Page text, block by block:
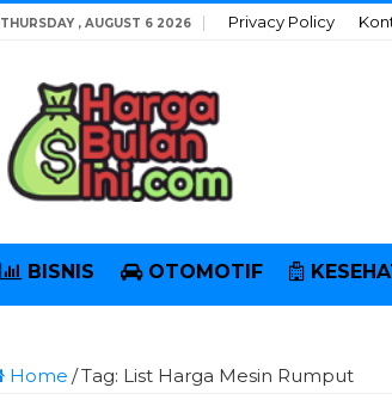
THURSDAY , AUGUST 6 2026 Privacy Policy
BISNIS OTOMOTIF
Home /Tag: List Harga Mesin Rumput